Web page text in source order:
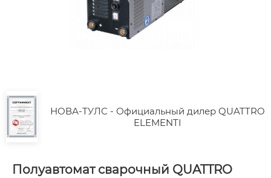
НОВА-ТУЛС - Официальный дилер QUATTRO
ELEMENTI
Полуавтомат сварочный QUATTRO